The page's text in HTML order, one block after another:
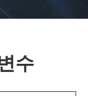
수